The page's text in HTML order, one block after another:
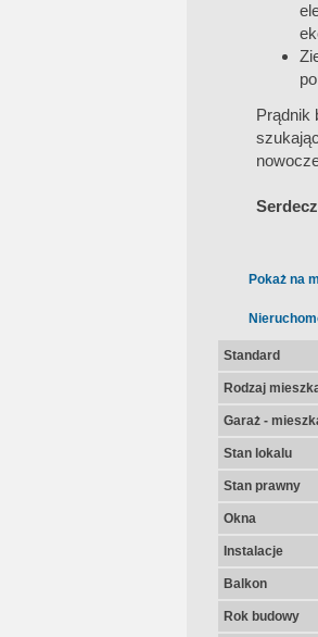
Prądnik
Pokaż na
Standard
Rodzaj
Garaż -
Stan lokalu
Stan prawny
Okna
Instalacje
Balkon
Rok budowy